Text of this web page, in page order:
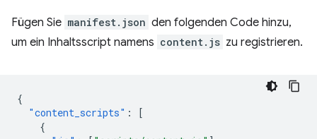
Fügen Sie manifest.json den folgenden Code hinzu,
um ein Inhaltsscript namens content.js zu registrieren.
{
"content_scripts" :
[
{